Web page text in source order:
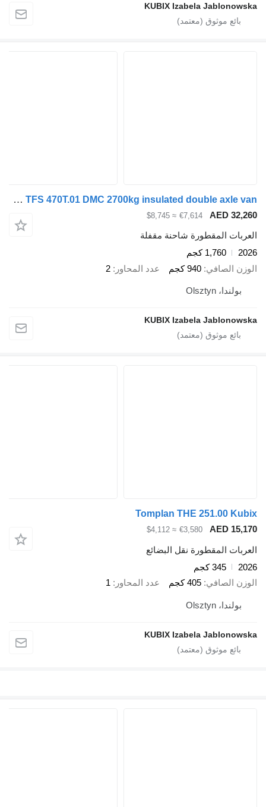
KUBIX Izabela Jablonowska
Tomplan TFS 470T.01 DMC 2700kg insulated double axle van
AED 32,260
€7,614
≈ $8,745
العربات المقطورة شاحنة مقفلة
2026
1,760 كجم
الوزن الصافي 940 كجم عدد المحاور 2
بولندا، Olsztyn
KUBIX Izabela Jablonowska
Tomplan THE 251.00 Kubix
AED 15,170
€3,580
≈ $4,112
العربات المقطورة نقل البضائع
2026
345 كجم
الوزن الصافي 405 كجم عدد المحاور 1
بولندا، Olsztyn
KUBIX Izabela Jablonowska